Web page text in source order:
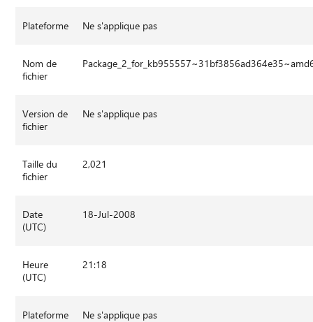
Plateforme Ne s'applique pas
Nom de
fichier
Version de
fichier
Ne s'applique pas
Taille du
fichier
2,021
Date
(UTC)
18-Jul-2008
Heure
(UTC)
21:18
Plateforme Ne s'applique pas